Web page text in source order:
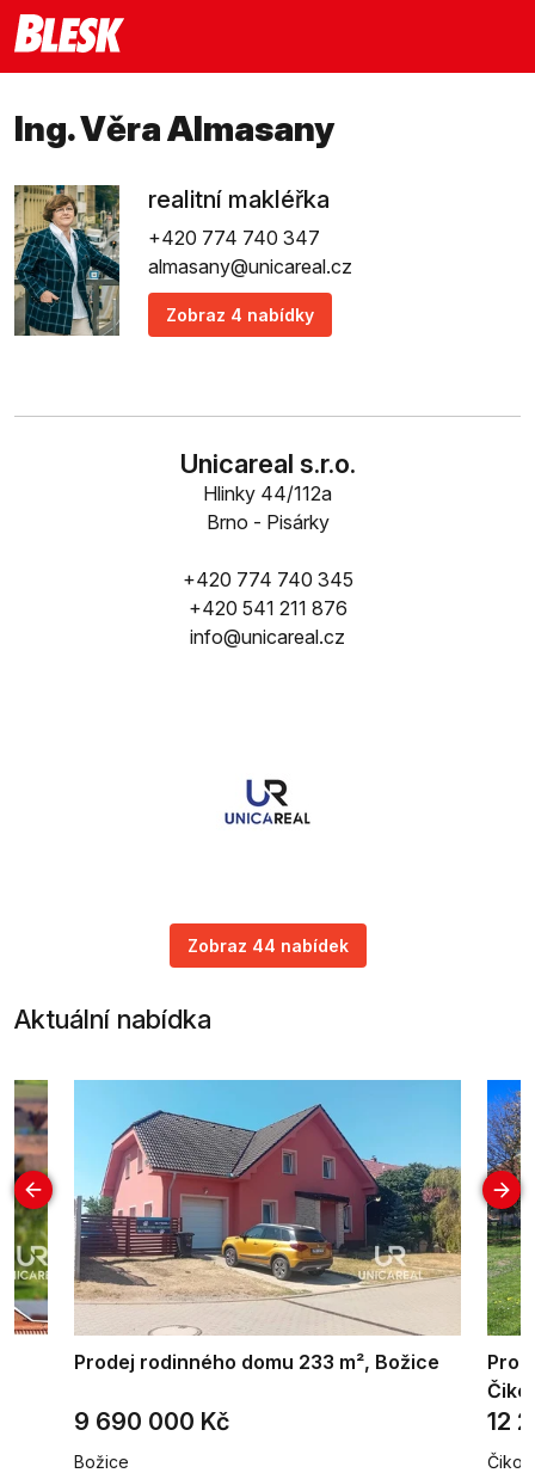
Ing. Věra Almasany
realitní makléřka
+420 774 740 347
almasany@unicareal.cz
Zobraz 4 nabídky
Unicareal s.r.o.
Hlinky 44/112a
Brno - Pisárky
+420 774 740 345
+420 541 211 876
info@unicareal.cz
Zobraz 44 nabídek
Aktuální nabídka
Prodej rodinného domu 233 m², Božice
9 690 000 Kč
Božice
12
Čikov